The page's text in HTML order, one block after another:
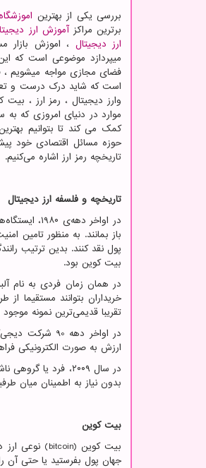
بررسی یکی از بهترین
برترین مراکزآموزش ارز
ارز دیجیتال ، اموزش
میپردازد موضوعی است که این
فضای مجازی مواجه میشویم ،
است که شاید درک درست و
وارز دیجیتال ، رمز ارز ،
موارد در دنیای امروزی که
کمک می کند تا بتوانیم
حوزه مسائل اقتصادی خود
تاریخچه رمز ارز اشاره می‌کنیم.
تاریخچه و فلسفه ارز دیجیتال
در اواخر
باز بمانند. به منظور تامین
بیت کوین بود.
در همان زمان فردی به نام
خریداران بتوانند مستقیما
تقریبا قدیمی‌ترین نمونه موجود
در اواخر
ارزش به صورت الکترونیکی
در سال ۲۰۰۹، فرد
بدون نیاز به اطمینان میان
بیت کوین
بیت کوین (bitcoin)نوعی
جهان پول بفرستید یا حتی آن